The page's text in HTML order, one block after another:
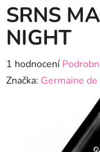
SRNS
NIGHT
Průměrné
hodnocení
1 hodnocení
Značka: Germaine de